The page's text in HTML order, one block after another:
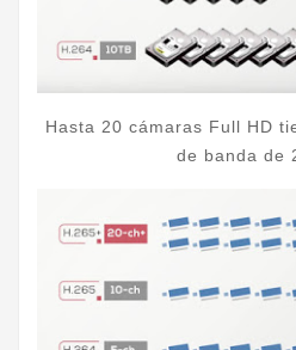
Hasta 20 cámaras Full HD
de banda de